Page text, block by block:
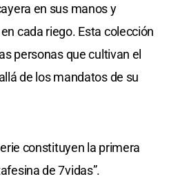
en sus manos y
cada riego. Esta colección
personas que cultivan el
de los mandatos de su
constituyen la primera
de 7vidas”.